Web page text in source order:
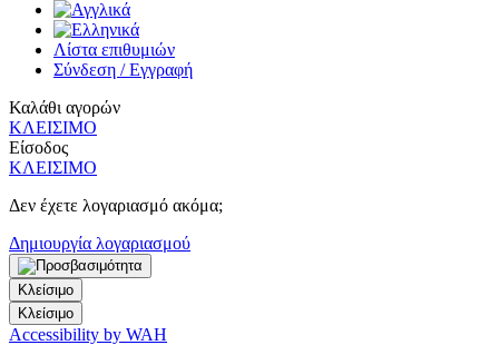
Λίστα επιθυμιών
Σύνδεση / Εγγραφή
Καλάθι αγορών
ΚΛΕΙΣΙΜΟ
Είσοδος
ΚΛΕΙΣΙΜΟ
Δεν έχετε λογαριασμό ακόμα;
Δημιουργία λογαριασμού
Κλείσιμο
Κλείσιμο
Accessibility by WAH